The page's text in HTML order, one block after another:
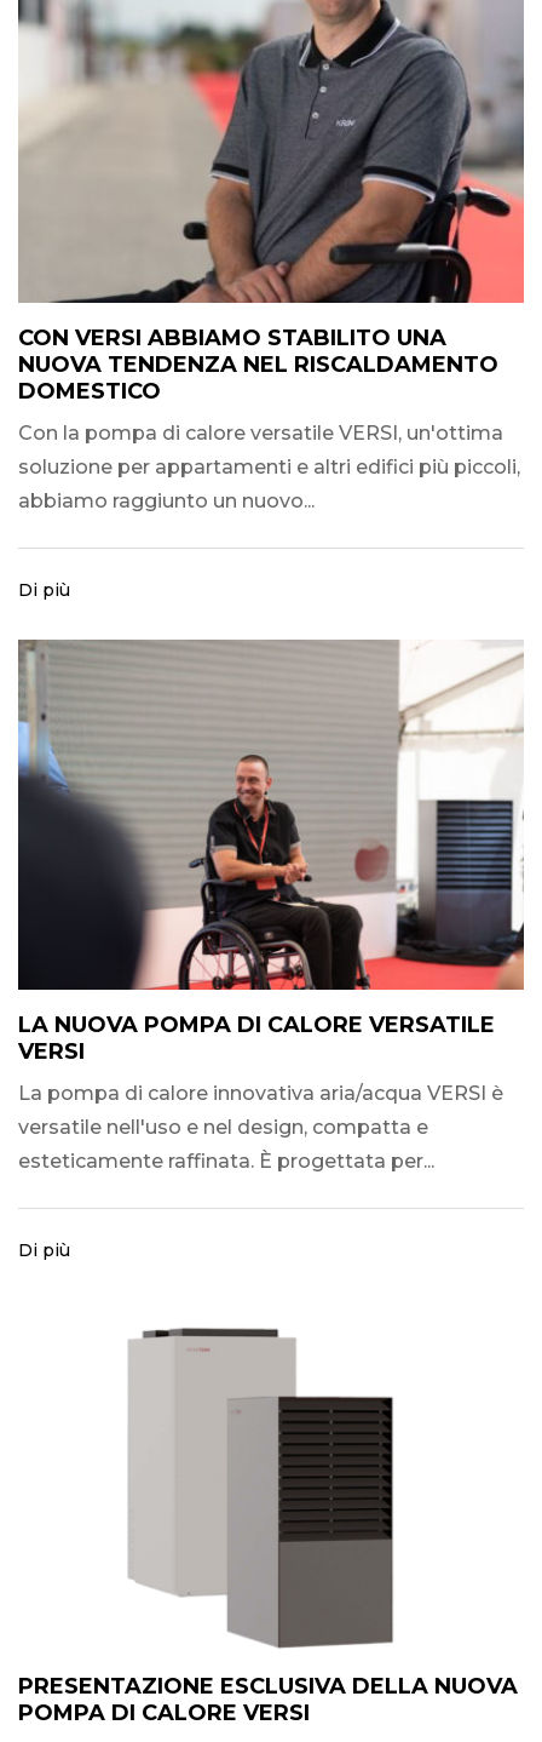
CON VERSI ABBIAMO STABILITO UNA
NUOVA TENDENZA NEL RISCALDAMENTO
DOMESTICO
Con la pompa di calore versatile VERSI, un'ottima
soluzione per appartamenti e altri edifici più piccoli,
abbiamo raggiunto un nuovo...
Di più
LA NUOVA POMPA DI CALORE VERSATILE
VERSI
La pompa di calore innovativa aria/acqua VERSI è
versatile nell'uso e nel design, compatta e
esteticamente raffinata. È progettata per...
Di più
PRESENTAZIONE ESCLUSIVA DELLA NUOVA
POMPA DI CALORE VERSI